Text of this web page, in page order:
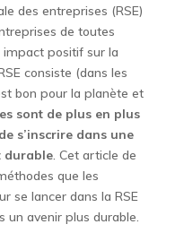
des entreprises (RSE)
de toutes
impact positif sur la
consiste (dans les
bon pour la planète et
sont de plus en plus
s’inscrire dans une
durable. Cet article de
que les
se lancer dans la RSE
un avenir plus durable.